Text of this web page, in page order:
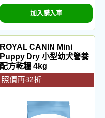
加入購入車
ROYAL CANIN Mini
Puppy Dry 小型幼犬營養
配方乾糧 4kg
照價再82折